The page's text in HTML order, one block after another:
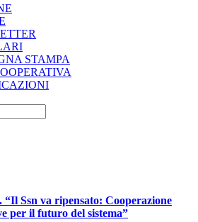
STAMPA
Ssn va ripensato: Cooperazione
per il futuro del sistema”